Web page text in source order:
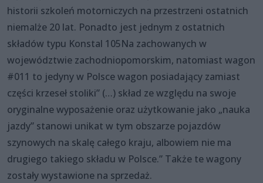
historii szkoleń motorniczych na przestrzeni ostatnich
niemalże 20 lat. Ponadto jest jednym z ostatnich
składów typu Konstal 105Na zachowanych w
województwie zachodniopomorskim, natomiast wagon
#011 to jedyny w Polsce wagon posiadający zamiast
części krzeseł stoliki” (…) skład ze względu na swoje
oryginalne wyposażenie oraz użytkowanie jako „nauka
jazdy” stanowi unikat w tym obszarze pojazdów
szynowych na skalę całego kraju, albowiem nie ma
drugiego takiego składu w Polsce.” Także te wagony
zostały wystawione na sprzedaż.